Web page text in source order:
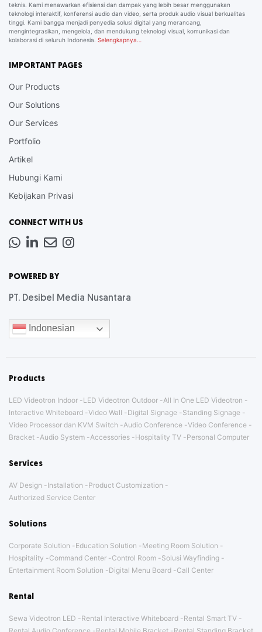
teknis. Kami menawarkan efisiensi dan dampak yang lebih besar menggunakan
teknologi interaktif, konferensi audio dan video, serta produk audio visual berkualitas
tinggi. Kami bangga menjadi penyedia solusi digital yang merancang,
mengintegrasikan, mengelola, dan mendukung teknologi visual, komunikasi dan
kolaborasi di seluruh Indonesia. Selengkapnya…
IMPORTANT PAGES
Our Products
Our Solutions
Our Services
Portfolio
Artikel
Hubungi Kami
Kebijakan Privasi
CONNECT WITH US
Whatsapp
LinkedIn
NewsInstagram
POWERED BY
PT. Desibel Media Nusantara
Indonesian
Products
LED Videotron Indoor LED Videotron Outdoor
All In One LED Videotron
Interactive Whiteboard Video Wall Digital Signage
Standing Signage
Video Processor dan KVM Switch
Audio Conference Video Conference
Bracket
Audio System Accessories Hospitality TV Personal Computer
Services
AV Design Installation
Product Customization
Authorized Service Center
Solutions
Corporate Solution Education Solution
Meeting Room Solution
Hospitality
Command Center Control Room
Solusi Wayfinding
Entertainment Room Solution
Digital Menu Board Call Center
Rental
Sewa Videotron LED Rental Interactive Whiteboard
Rental Smart TV